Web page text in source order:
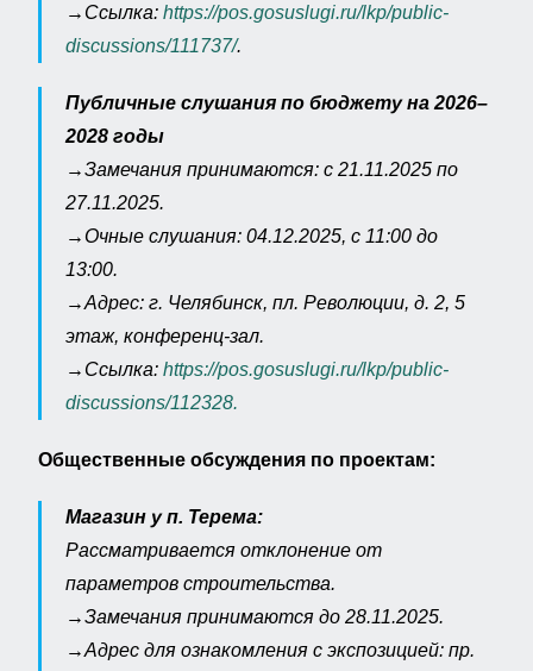
→Ссылка:https://pos.gosuslugi.ru/lkp/public-
discussions/111737/.
Публичные слушания по бюджету на 2026–
2028 годы
→Замечания принимаются: с 21.11.2025 по
27.11.2025.
→Очные слушания: 04.12.2025, с 11:00 до
13:00.
→Адрес: г. Челябинск, пл. Революции, д. 2, 5
этаж, конференц-зал.
→Ссылка:https://pos.gosuslugi.ru/lkp/public-
discussions/112328.
Общественные обсуждения по проектам:
Магазин у п. Терема:
Рассматривается отклонение от
параметров строительства.
→Замечания принимаются до 28.11.2025.
→Адрес для ознакомления с экспозицией: пр.